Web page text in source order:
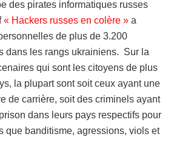
des pirates informatiques russes
« Hackers russes en colère » a
de plus de 3.200
dans les rangs ukrainiens. Sur la
qui sont les citoyens de plus
la plupart sont soit ceux ayant une
de carrière, soit des criminels ayant
dans leurs pays respectifs pour
que banditisme, agressions, viols et